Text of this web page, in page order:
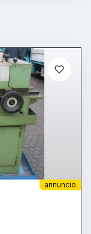
annuncio